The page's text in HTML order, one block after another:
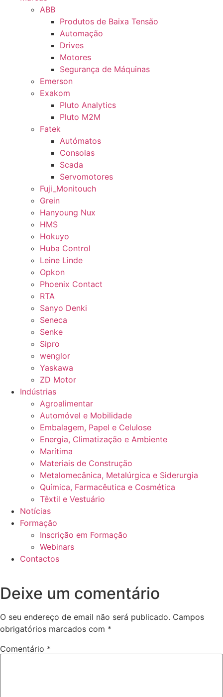
ABB
Produtos de Baixa Tensão
Automação
Drives
Motores
Segurança de Máquinas
Emerson
Exakom
Pluto Analytics
Pluto M2M
Fatek
Autómatos
Consolas
Scada
Servomotores
Fuji_Monitouch
Grein
Hanyoung Nux
HMS
Hokuyo
Huba Control
Leine Linde
Opkon
Phoenix Contact
RTA
Sanyo Denki
Seneca
Senke
Sipro
wenglor
Yaskawa
ZD Motor
Indústrias
Agroalimentar
Automóvel e Mobilidade
Embalagem, Papel e Celulose
Energia, Climatização e Ambiente
Marítima
Materiais de Construção
Metalomecânica, Metalúrgica e Siderurgia
Química, Farmacêutica e Cosmética
Têxtil e Vestuário
Notícias
Formação
Inscrição em Formação
Webinars
Contactos
Deixe um comentário
O seu endereço de email não será publicado. Campos
obrigatórios marcados com *
Comentário *